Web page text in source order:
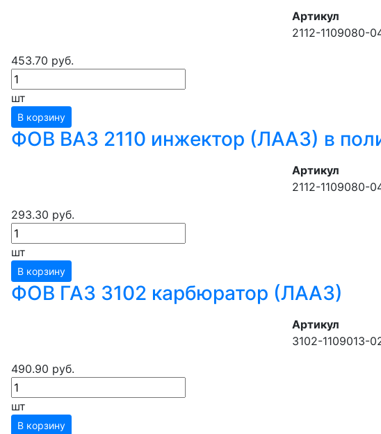
Артикул
2112-1109080-
453.70 руб.
шт
В корзину
ФОВ ВАЗ 2110 инжектор (ЛААЗ) в
Артикул
2112-1109080-
293.30 руб.
шт
В корзину
ФОВ ГАЗ 3102 карбюратор (ЛААЗ)
Артикул
3102-1109013-
490.90 руб.
шт
В корзину